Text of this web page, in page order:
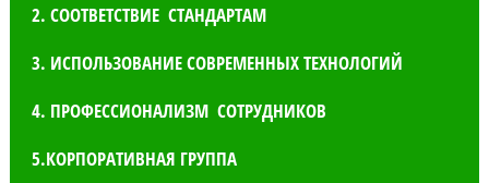
2. СООТВЕТСТВИЕ СТАНДАРТАМ
3. ИСПОЛЬЗОВАНИЕ СОВРЕМЕННЫХ ТЕХНОЛОГИЙ
4. ПРОФЕССИОНАЛИЗМ СОТРУДНИКОВ
5.КОРПОРАТИВНАЯ ГРУППА